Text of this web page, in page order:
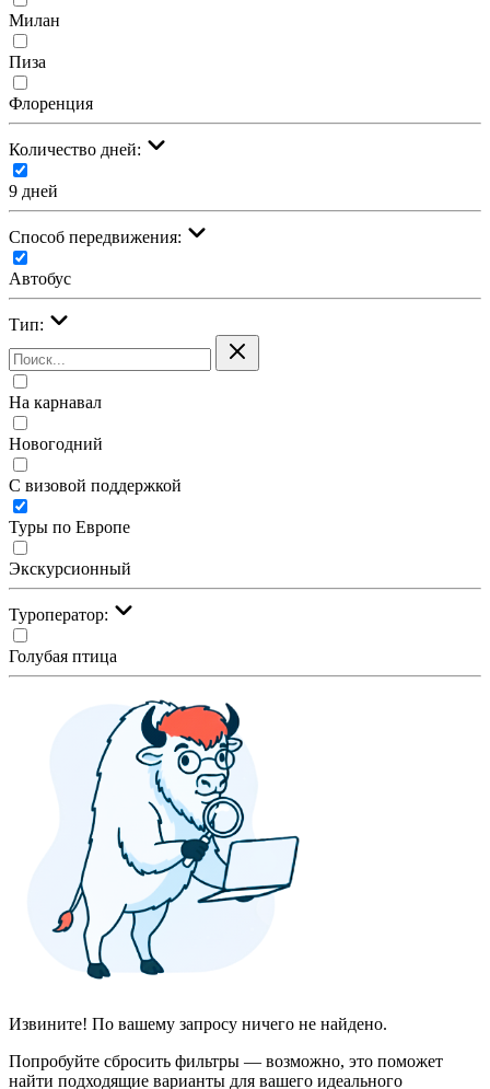
Милан
Пиза
Флоренция
Количество дней:
9 дней
Cпособ передвижения:
Автобус
Тип:
На карнавал
Новогодний
С визовой поддержкой
Туры по Европе
Экскурсионный
Туроператор:
Голубая птица
Извините! По вашему запросу ничего не найдено.
Попробуйте сбросить фильтры — возможно, это поможет
найти подходящие варианты для вашего идеального